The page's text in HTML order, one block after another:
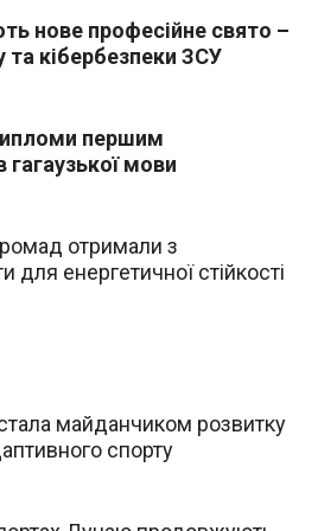
нове професійне свято –
та кібербезпеки ЗСУ
першим
гагаузької мови
отримали з
енергетичної стійкості
майданчиком розвитку
спорту